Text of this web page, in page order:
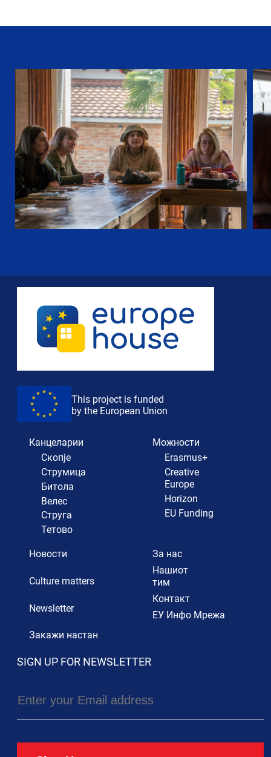
This project is funded
by the European Union
Канцеларии
Скопје
Струмица
Битола
Велес
Струга
Тетово
Можности
Erasmus+
Creative
Europe
Horizon
EU Funding
Новости
Culture matters
Newsletter
Закажи настан
За нас
Нашиот
тим
Контакт
ЕУ Инфо Мрежа
SIGN UP FOR NEWSLETTER